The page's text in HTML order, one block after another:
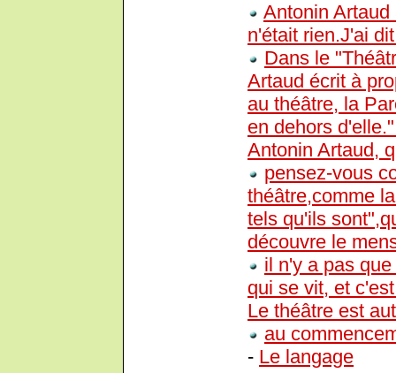
Antonin
n'était rien.J'ai
Dans le
Artaud écrit à
au théâtre, la
en dehors
Antonin Artaud,
pensez-vous
théâtre,comme
tels qu'ils
découvre le
il n'y a pas
qui se vit, et
Le théâtre est
au
- Le langage